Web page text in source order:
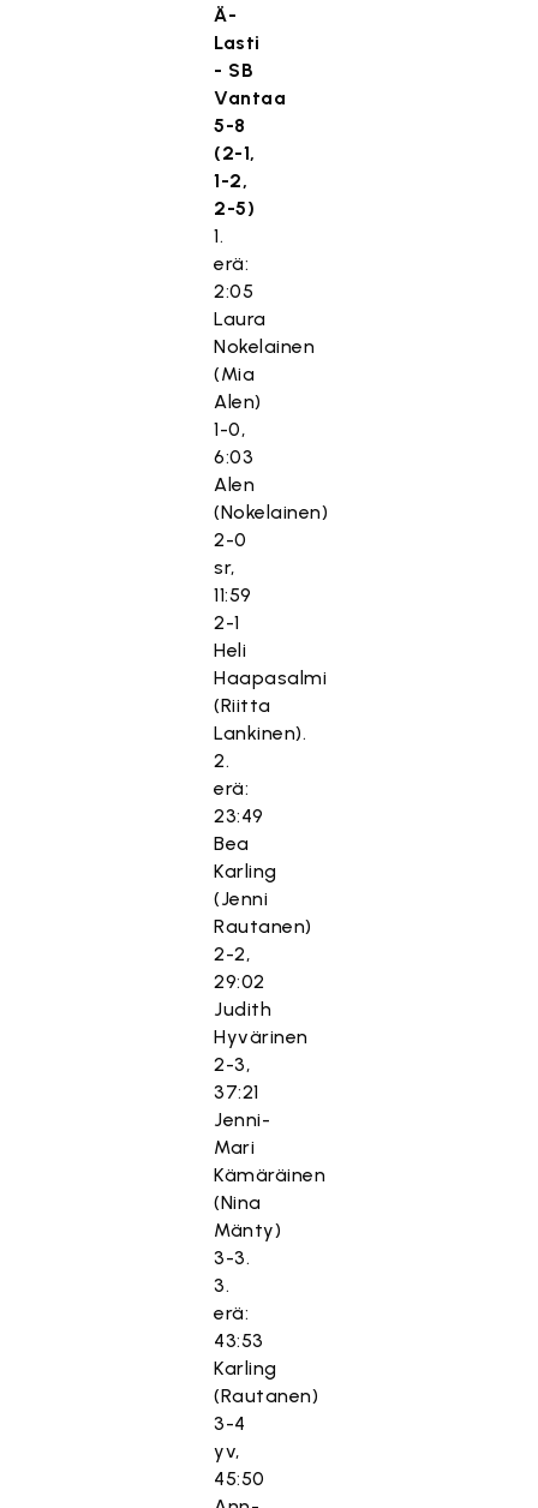
Ä-
Lasti
- SB
Vantaa
5-8
(2-1,
1-2,
2-5)
1.
erä:
2:05
Laura
Nokelainen
(Mia
Alen)
1-0,
6:03
Alen
(Nokelainen)
2-0
sr,
11:59
2-1
Heli
Haapasalmi
(Riitta
Lankinen).
2.
erä:
23:49
Bea
Karling
(Jenni
Rautanen)
2-2,
29:02
Judith
Hyvärinen
2-3,
37:21
Jenni-
Mari
Kämäräinen
(Nina
Mänty)
3-3.
3.
erä:
43:53
Karling
(Rautanen)
3-4
yv,
45:50